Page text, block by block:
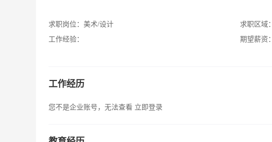
求职岗位： 美术/设计
工作经验：
求职区域：
期望薪资：
工作经历
您不是企业账号，无法查看 立即登录